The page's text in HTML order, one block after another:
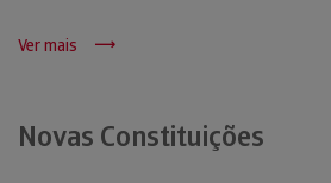
Ver mais
Novas Constituições